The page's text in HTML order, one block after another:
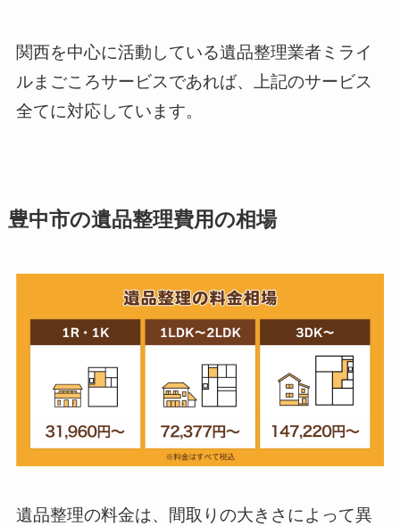
関西を中心に活動している遺品整理業者ミライ
ルまごころサービスであれば、上記のサービス
全てに対応しています。
豊中市の遺品整理費用の相場
遺品整理の料金は、間取りの大きさによって異